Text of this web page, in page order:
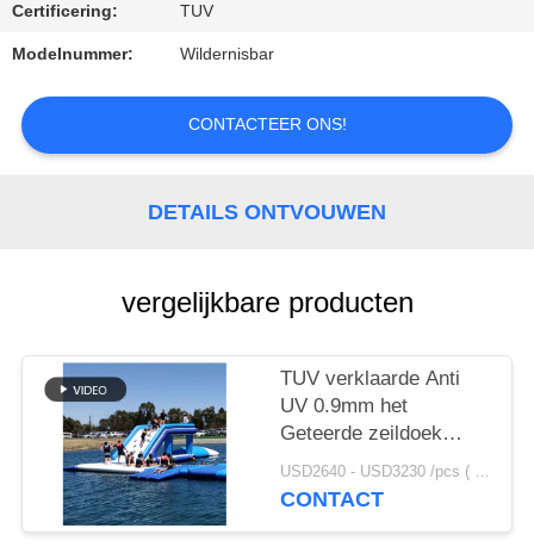
VERZOEK
OM
EEN
CITAAT
SITEMAP
PRIVACY
Certificering: TUV
Modelnummer: Wildernisbar
CONTACTEER ONS!
DETAILS ONTVOUWEN
vergelijkbare producten
TUV verklaarde Anti
UV 0.9mm het
Geteerde zeildoek
Opblaasbaar Water van
pvc het Springen
USD2640 - USD3230 /pcs ( price just for reference, detailed prices need to be confirmed） MOQ:1PC
CONTACT